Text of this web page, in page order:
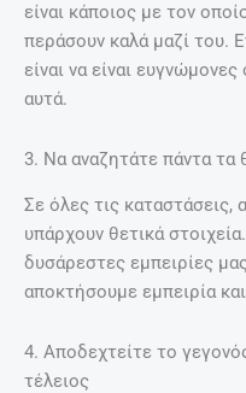
είναι κάποιος με τον
περάσουν καλά μαζί του.
είναι να είναι
αυτά.
3. Να αναζητάτε πάντα τα
Σε όλες τις καταστάσεις,
υπάρχουν θετικά
δυσάρεστες εμπειρίες
αποκτήσουμε εμπειρία
4. Αποδεχτείτε το
τέλειος